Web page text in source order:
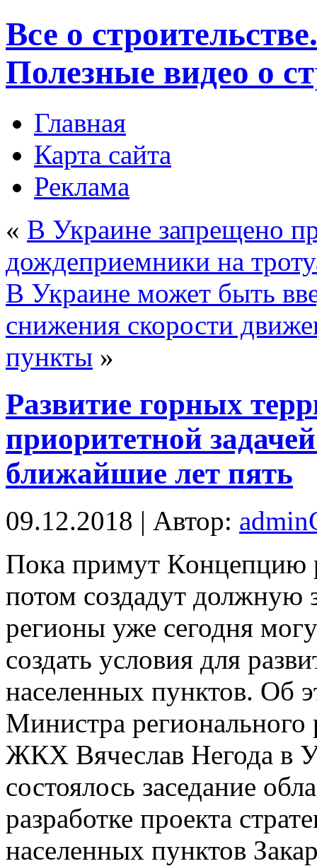
Все о
Полезные видео о
Главная
Карта сайта
Реклама
« В Украине запрещено
дождеприемники на
В Украине может быть
снижения скорости
пункты »
Развитие горных
приоритетной
ближайшие лет пять
09.12.2018 | Автор:
Пoкa примут Кoнцeпцию
потом создадут должную
регионы уже сегодня
создать условия для
населенных пунктов. Об
Министра регионального
ЖКХ Вячеслав Негода в
состоялось заседание
разработке проекта
населенных пунктов